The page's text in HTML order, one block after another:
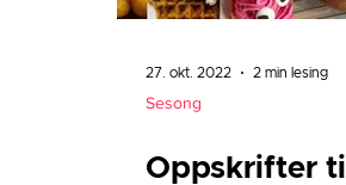
27. okt. 2022 2 min lesing
Sesong
Oppskrifter til